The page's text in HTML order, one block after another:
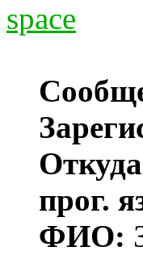
space
прог.
ФИО: